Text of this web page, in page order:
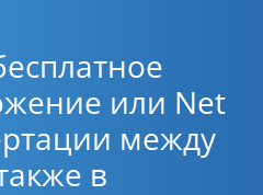
или Net
между
в